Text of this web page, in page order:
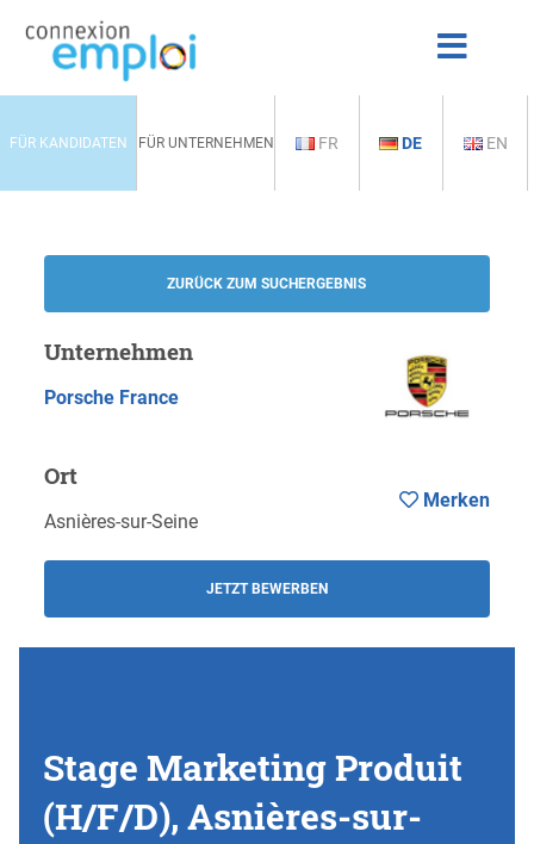
FÜR KANDIDATEN FÜR UNTERNEHMEN FR DE EN
ZURÜCK ZUM SUCHERGEBNIS
Unternehmen
Porsche France
Ort
Asnières-sur-Seine
JETZT BEWERBEN
Merken
Stage Marketing Produit
(H/F/D), Asnières-sur-